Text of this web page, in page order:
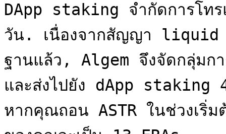
DApp staking จำกัดการโท
วัน. เนื่องจากสัญญา liquid
ฐานแล้ว, Algem จึงจัดกลุ่ม
และส่งไปยัง dApp staking
หากคุณถอน ASTR ในช่วงเริ่